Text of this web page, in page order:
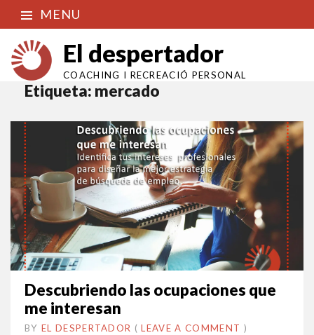
MENU
El despertador
COACHING I RECREACIÓ PERSONAL
Etiqueta: mercado
Descubriendo las ocupaciones que
me interesan
BY EL DESPERTADOR ON
6
•(LEAVE A COMMENT )